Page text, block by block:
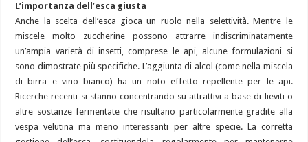
L’importanza dell’esca giusta
Anche la scelta dell’esca gioca un ruolo nella selettività. Mentre le
miscele molto zuccherine possono attrarre indiscriminatamente
un’ampia varietà di insetti, comprese le api, alcune formulazioni si
sono dimostrate più specifiche. L’aggiunta di alcol (come nella miscela
di birra e vino bianco) ha un noto effetto repellente per le api.
Ricerche recenti si stanno concentrando su attrattivi a base di lieviti o
altre sostanze fermentate che risultano particolarmente gradite alla
vespa velutina ma meno interessanti per altre specie. La corretta